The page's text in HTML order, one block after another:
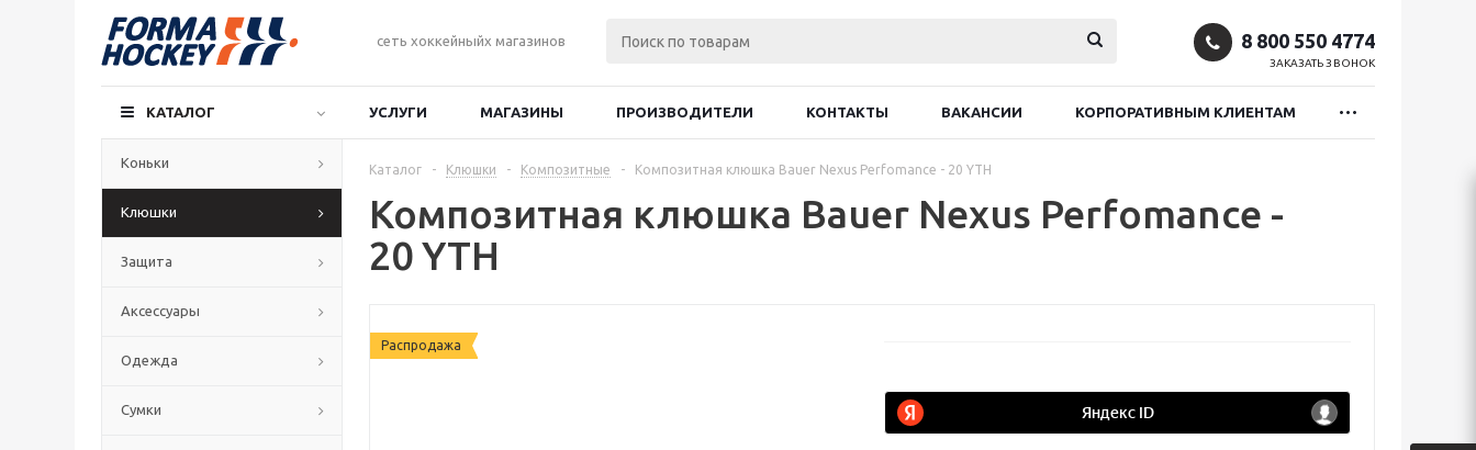
сеть хоккейныйх магазинов 8 800 550 4774
ЗАКАЗАТЬ ЗВОНОК
КАТАЛОГ УСЛУГИ МАГАЗИНЫ ПРОИЗВОДИТЕЛИ КОНТАКТЫ ВАКАНСИИ КОРПОРАТИВНЫМ КЛИЕНТАМ
Коньки
Клюшки
Защита
Аксессуары
Одежда
Сумки
Каталог - Клюшки - Композитные - Композитная клюшка Bauer Nexus Perfomance - 20 YTH
Композитная клюшка Bauer Nexus Perfomance -
20 YTH
Распродажа